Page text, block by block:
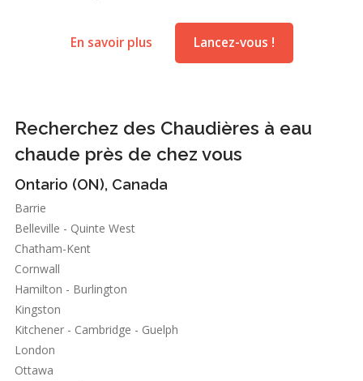
En savoir plus Lancez-vous !
Recherchez des Chaudières à eau
chaude près de chez vous
Ontario (ON), Canada
Barrie
Belleville - Quinte West
Chatham-Kent
Cornwall
Hamilton - Burlington
Kingston
Kitchener - Cambridge - Guelph
London
Ottawa